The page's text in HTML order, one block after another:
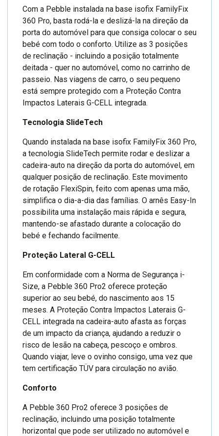
Com a Pebble instalada na base isofix FamilyFix
360 Pro, basta rodá-la e deslizá-la na direção da
porta do automóvel para que consiga colocar o seu
bebé com todo o conforto. Utilize as 3 posições
de reclinação - incluindo a posição totalmente
deitada - quer no automóvel, como no carrinho de
passeio. Nas viagens de carro, o seu pequeno
está sempre protegido com a Proteção Contra
Impactos Laterais G-CELL integrada.
Tecnologia SlideTech
Quando instalada na base isofix FamilyFix 360 Pro,
a tecnologia SlideTech permite rodar e deslizar a
cadeira-auto na direção da porta do automóvel, em
qualquer posição de reclinação. Este movimento
de rotação FlexiSpin, feito com apenas uma mão,
simplifica o dia-a-dia das famílias. O arnês Easy-In
possibilita uma instalação mais rápida e segura,
mantendo-se afastado durante a colocação do
bebé e fechando facilmente.
Proteção Lateral G-CELL
Em conformidade com a Norma de Segurança i-
Size, a Pebble 360 Pro2 oferece proteção
superior ao seu bebé, do nascimento aos 15
meses. A Proteção Contra Impactos Laterais G-
CELL integrada na cadeira-auto afasta as forças
de um impacto da criança, ajudando a reduzir o
risco de lesão na cabeça, pescoço e ombros.
Quando viajar, leve o ovinho consigo, uma vez que
tem certificação TÜV para circulação no avião.
Conforto
A Pebble 360 Pro2 oferece 3 posições de
reclinação, incluindo uma posição totalmente
horizontal que pode ser utilizado no automóvel e